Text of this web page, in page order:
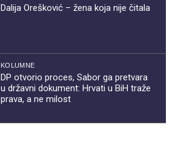
Dalija Orešković – žena koja nije čitala
KOLUMNE
DP otvorio proces, Sabor ga pretvara
u državni dokument: Hrvati u BiH traže
prava, a ne milost